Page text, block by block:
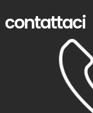
contattaci